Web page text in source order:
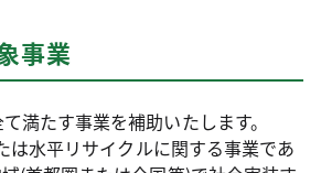
事業
満たす事業を補助いたします。
水平リサイクルに関する事業であ